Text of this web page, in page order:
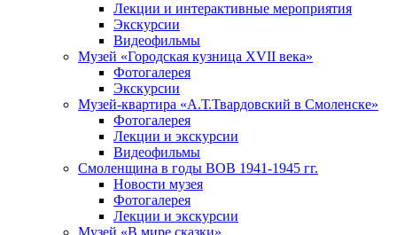
Лекции и интерактивные мероприятия
Экскурсии
Видеофильмы
Музей «Городская кузница XVII века»
Фотогалерея
Экскурсии
Музей-квартира «А.Т.Твардовский в Смоленске»
Фотогалерея
Лекции и экскурсии
Видеофильмы
Смоленщина в годы ВОВ 1941-1945 гг.
Новости музея
Фотогалерея
Лекции и экскурсии
Музей «В мире сказки»